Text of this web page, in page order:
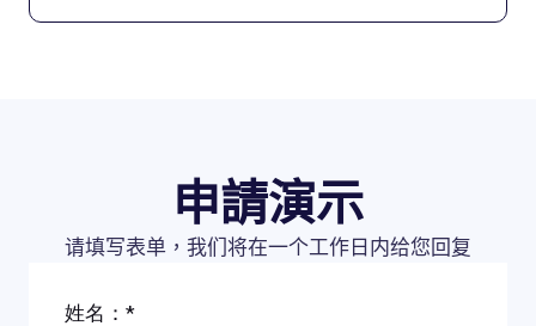
申請演示
请填写表单，我们将在一个工作日内给您回复
姓名：*